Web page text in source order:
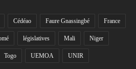
Cédéao Faure Gnassingbé France
législatives Mali Niger
Togo UEMOA UNIR